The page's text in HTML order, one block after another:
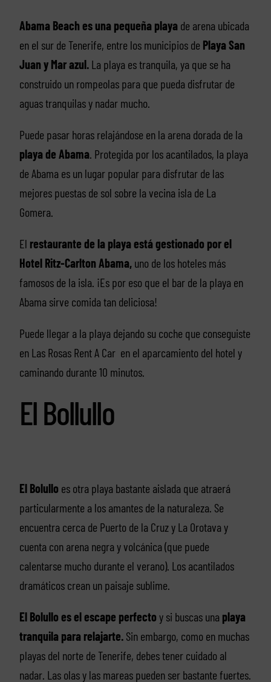
Abama Beach es una pequeña playa de arena ubicada
en el sur de Tenerife, entre los municipios de Playa San
Juan y Mar azul.La playa es tranquila, ya que se ha
construido un rompeolas para que pueda disfrutar de
aguas tranquilas y nadar mucho.
Puede pasar horas relajándose en la arena dorada de la
playa de Abama. Protegida por los acantilados, la playa
de Abama es un lugar popular para disfrutar de las
mejores puestas de sol sobre la vecina isla de La
Gomera.
El restaurante de la playa está gestionado por el
Hotel Ritz-Carlton Abama,uno de los hoteles más
famosos de la isla. ¡Es por eso que el bar de la playa en
Abama sirve comida tan deliciosa!
Puede llegar a la playa dejando su coche que conseguiste
en Las Rosas Rent A Car en el aparcamiento del hotel y
caminando durante 10 minutos.
El Bollullo
El Bolullo es otra playa bastante aislada que atraerá
particularmente a los amantes de la naturaleza. Se
encuentra cerca de Puerto de la Cruz y La Orotava y
cuenta con arena negra y volcánica (que puede
calentarse mucho durante el verano). Los acantilados
dramáticos crean un paisaje sublime.
El Bolullo es el escape perfecto y si buscas una playa
tranquila para relajarte.Sin embargo, como en muchas
playas del norte de Tenerife, debes tener cuidado al
nadar. Las olas y las mareas pueden ser bastante fuertes.